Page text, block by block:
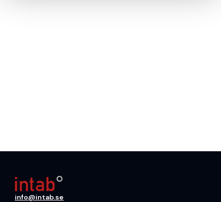
info@intab.se